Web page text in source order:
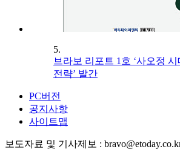
5.
브라보 리포트 1호 ‘사오정 시
전략’ 발간
PC버전
공지사항
사이트맵
보도자료 및 기사제보 :